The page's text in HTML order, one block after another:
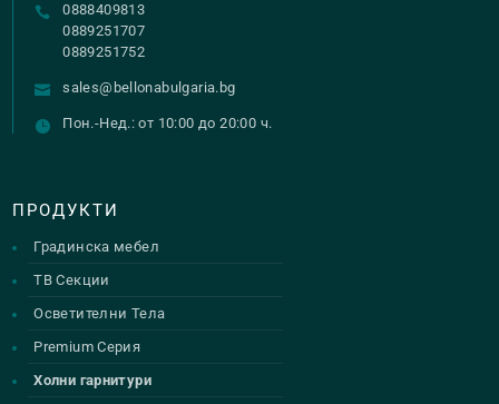
0888409813
0889251707
0889251752
sales@bellonabulgaria.bg
Пон.-Нед.: от 10:00 до 20:00 ч.
ПРОДУКТИ
Градинска мебел
ТВ Секции
Осветителни Тела
Premium Серия
Холни гарнитури